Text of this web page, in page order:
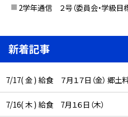
2学年通信 ２号（委員会・学級目
新着記事
7/17( 金 ) 給食 ７月１７日（金） 郷土
7/16( 木 ) 給食 7月１６日（木）